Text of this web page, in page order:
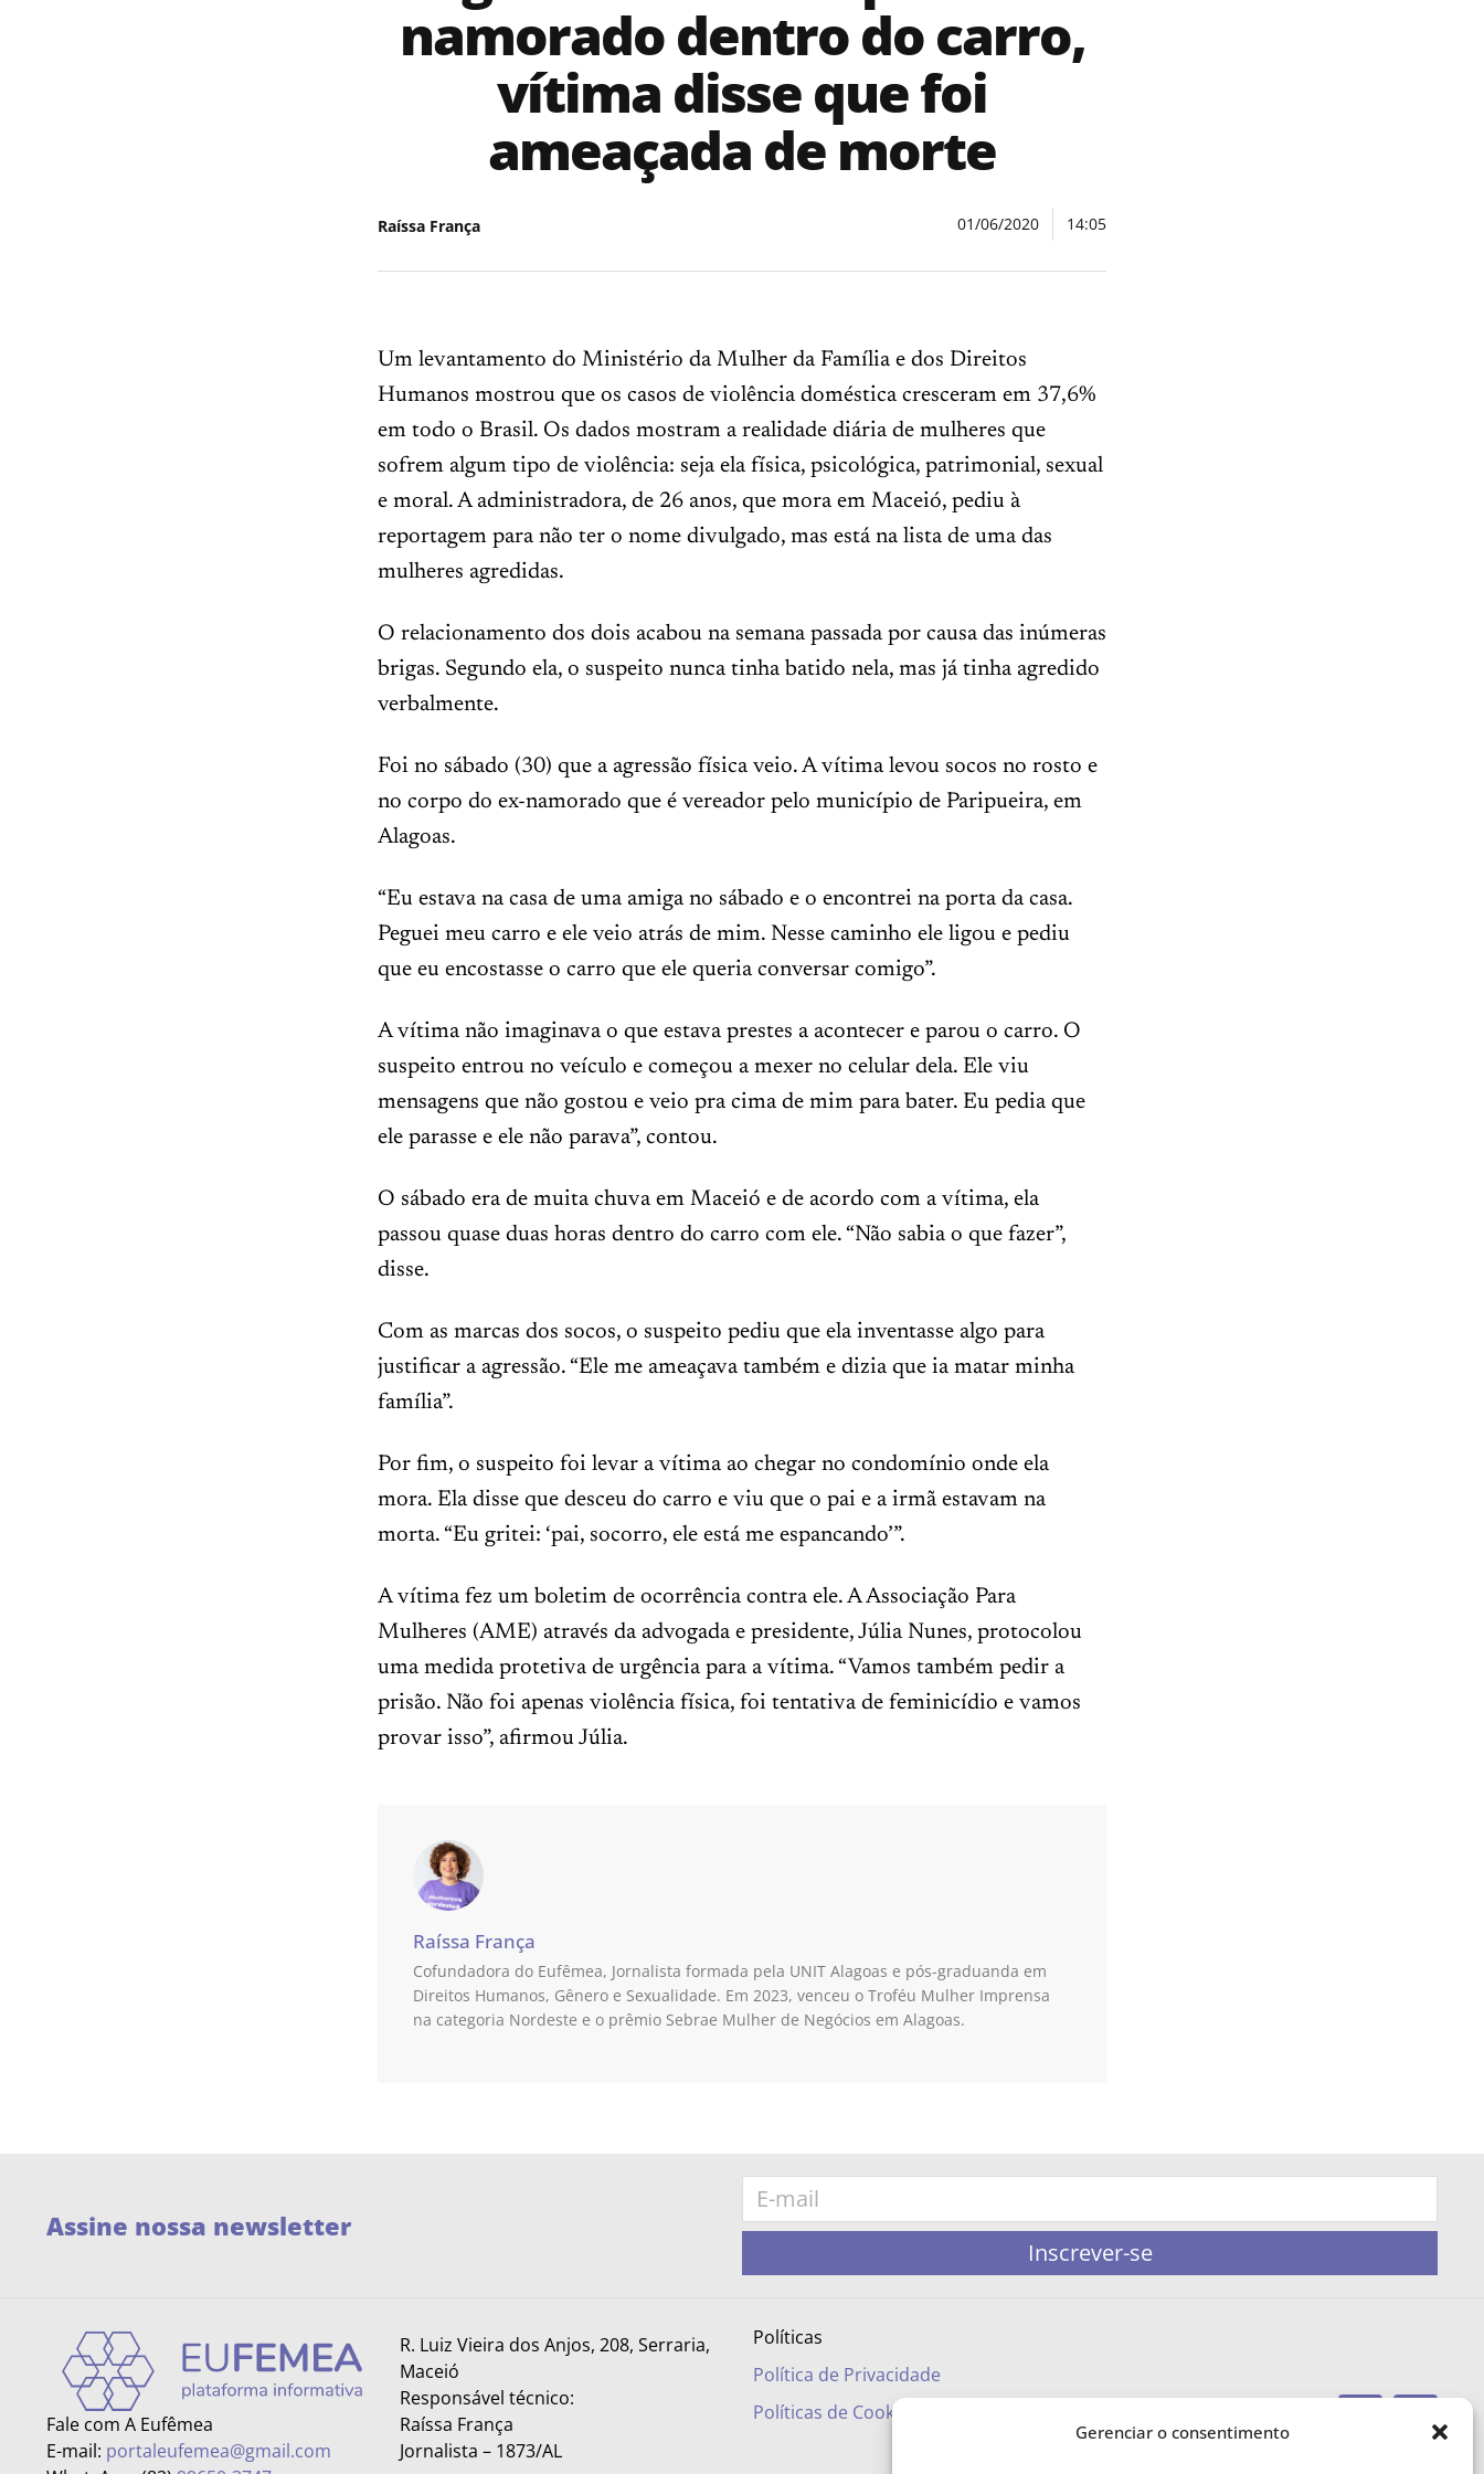
Gerenciar o consentimento
namorado dentro do carro,
vítima disse que foi
ameaçada de morte
Raíssa França 01/06/2020 14:05
Um levantamento do Ministério da Mulher da Família e dos Direitos
Humanos mostrou que os casos de violência doméstica cresceram em 37,6%
em todo o Brasil. Os dados mostram a realidade diária de mulheres que
sofrem algum tipo de violência: seja ela física, psicológica, patrimonial, sexual
e moral. A administradora, de 26 anos, que mora em Maceió, pediu à
reportagem para não ter o nome divulgado, mas está na lista de uma das
mulheres agredidas.
O relacionamento dos dois acabou na semana passada por causa das inúmeras
brigas. Segundo ela, o suspeito nunca tinha batido nela, mas já tinha agredido
verbalmente.
Foi no sábado (30) que a agressão física veio. A vítima levou socos no rosto e
no corpo do ex-namorado que é vereador pelo município de Paripueira, em
Alagoas.
“Eu estava na casa de uma amiga no sábado e o encontrei na porta da casa.
Peguei meu carro e ele veio atrás de mim. Nesse caminho ele ligou e pediu
que eu encostasse o carro que ele queria conversar comigo”.
A vítima não imaginava o que estava prestes a acontecer e parou o carro. O
suspeito entrou no veículo e começou a mexer no celular dela. Ele viu
mensagens que não gostou e veio pra cima de mim para bater. Eu pedia que
ele parasse e ele não parava”, contou.
O sábado era de muita chuva em Maceió e de acordo com a vítima, ela
passou quase duas horas dentro do carro com ele. “Não sabia o que fazer”,
disse.
Com as marcas dos socos, o suspeito pediu que ela inventasse algo para
justificar a agressão. “Ele me ameaçava também e dizia que ia matar minha
família”.
Por fim, o suspeito foi levar a vítima ao chegar no condomínio onde ela
mora. Ela disse que desceu do carro e viu que o pai e a irmã estavam na
morta. “Eu gritei: ‘pai, socorro, ele está me espancando’”.
A vítima fez um boletim de ocorrência contra ele. A Associação Para
Mulheres (AME) através da advogada e presidente, Júlia Nunes, protocolou
uma medida protetiva de urgência para a vítima. “Vamos também pedir a
prisão. Não foi apenas violência física, foi tentativa de feminicídio e vamos
provar isso”, afirmou Júlia.
Raíssa França
Cofundadora do Eufêmea, Jornalista formada pela UNIT Alagoas e pós-graduanda em
Direitos Humanos, Gênero e Sexualidade. Em 2023, venceu o Troféu Mulher Imprensa
na categoria Nordeste e o prêmio Sebrae Mulher de Negócios em Alagoas.
Assine nossa newsletter
Inscrever-se
Fale com A Eufêmea
E-mail: portaleufemea@gmail.com
R. Luiz Vieira dos Anjos, 208, Serraria,
Maceió
Responsável técnico:
Raíssa França
Jornalista – 1873/AL
Políticas
Política de Privacidade
Políticas de Cookies